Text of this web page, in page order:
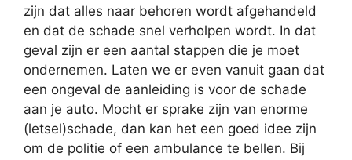
zijn dat alles naar behoren wordt afgehandeld
en dat de schade snel verholpen wordt. In dat
geval zijn er een aantal stappen die je moet
ondernemen. Laten we er even vanuit gaan dat
een ongeval de aanleiding is voor de schade
aan je auto. Mocht er sprake zijn van enorme
(letsel)schade, dan kan het een goed idee zijn
om de politie of een ambulance te bellen. Bij